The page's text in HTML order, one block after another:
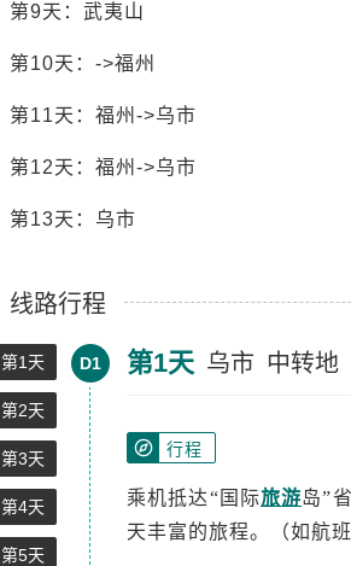
第9天：武夷山
第10天：->福州
第11天：福州->乌市
第12天：福州->乌市
第13天：乌市
线路行程
第1天
第2天
第3天
第4天
第5天
D1 第1天 乌市 中转地
行程
乘机抵达“国际旅游岛”
天丰富的旅程。（如航